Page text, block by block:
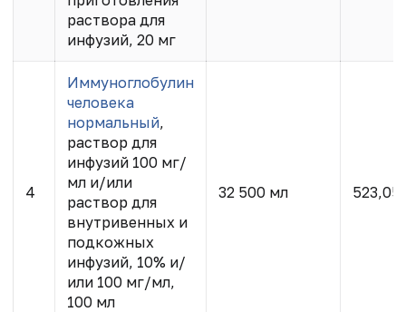
раствора для
инфузий, 20 мг
4
Иммуноглобулин
человека
нормальный,
раствор для
инфузий 100 мг/
мл и/или
раствор для
внутривенных и
подкожных
инфузий, 10% и/
или 100 мг/мл,
100 мл
32 500 мл 523,05